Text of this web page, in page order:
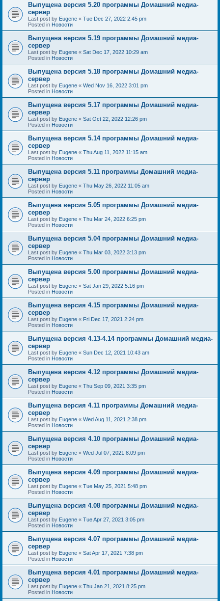
Выпущена версия 5.20 программы Домашний медиа-
сервер
Last post by Eugene « Tue Dec 27, 2022 2:45 pm
Posted in Новости
Выпущена версия 5.19 программы Домашний медиа-
сервер
Last post by Eugene « Sat Dec 17, 2022 10:29 am
Posted in Новости
Выпущена версия 5.18 программы Домашний медиа-
сервер
Last post by Eugene « Wed Nov 16, 2022 3:01 pm
Posted in Новости
Выпущена версия 5.17 программы Домашний медиа-
сервер
Last post by Eugene « Sat Oct 22, 2022 12:26 pm
Posted in Новости
Выпущена версия 5.14 программы Домашний медиа-
сервер
Last post by Eugene « Thu Aug 11, 2022 11:15 am
Posted in Новости
Выпущена версия 5.11 программы Домашний медиа-
сервер
Last post by Eugene « Thu May 26, 2022 11:05 am
Posted in Новости
Выпущена версия 5.05 программы Домашний медиа-
сервер
Last post by Eugene « Thu Mar 24, 2022 6:25 pm
Posted in Новости
Выпущена версия 5.04 программы Домашний медиа-
сервер
Last post by Eugene « Thu Mar 03, 2022 3:13 pm
Posted in Новости
Выпущена версия 5.00 программы Домашний медиа-
сервер
Last post by Eugene « Sat Jan 29, 2022 5:16 pm
Posted in Новости
Выпущена версия 4.15 программы Домашний медиа-
сервер
Last post by Eugene « Fri Dec 17, 2021 2:24 pm
Posted in Новости
Выпущена версия 4.13-4.14 программы Домашний медиа-
сервер
Last post by Eugene « Sun Dec 12, 2021 10:43 am
Posted in Новости
Выпущена версия 4.12 программы Домашний медиа-
сервер
Last post by Eugene « Thu Sep 09, 2021 3:35 pm
Posted in Новости
Выпущена версия 4.11 программы Домашний медиа-
сервер
Last post by Eugene « Wed Aug 11, 2021 2:38 pm
Posted in Новости
Выпущена версия 4.10 программы Домашний медиа-
сервер
Last post by Eugene « Wed Jul 07, 2021 8:09 pm
Posted in Новости
Выпущена версия 4.09 программы Домашний медиа-
сервер
Last post by Eugene « Tue May 25, 2021 5:48 pm
Posted in Новости
Выпущена версия 4.08 программы Домашний медиа-
сервер
Last post by Eugene « Tue Apr 27, 2021 3:05 pm
Posted in Новости
Выпущена версия 4.07 программы Домашний медиа-
сервер
Last post by Eugene « Sat Apr 17, 2021 7:38 pm
Posted in Новости
Выпущена версия 4.01 программы Домашний медиа-
сервер
Last post by Eugene « Thu Jan 21, 2021 8:25 pm
Posted in Новости